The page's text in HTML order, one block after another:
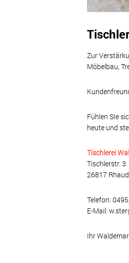
Zur
Möbelbau,
Fühlen SIe
heute und
Tischlerei
Tischlerstr. 3
26817
Telefon:
E-Mail:
Ihr